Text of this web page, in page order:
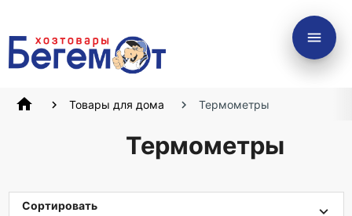
menu
home Товары для дома Термометры
Термометры
Сортировать